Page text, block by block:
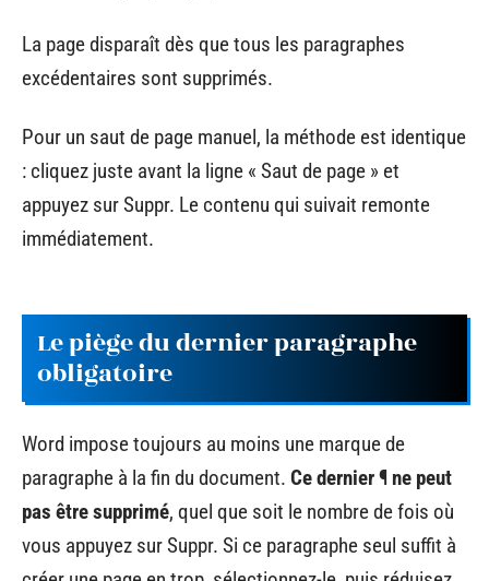
La page disparaît dès que tous les paragraphes
excédentaires sont supprimés.
Pour un saut de page manuel, la méthode est identique
: cliquez juste avant la ligne « Saut de page » et
appuyez sur Suppr. Le contenu qui suivait remonte
immédiatement.
Le piège du dernier paragraphe
obligatoire
Word impose toujours au moins une marque de
paragraphe à la fin du document. Ce dernier ¶ ne peut
pas être supprimé, quel que soit le nombre de fois où
vous appuyez sur Suppr. Si ce paragraphe seul suffit à